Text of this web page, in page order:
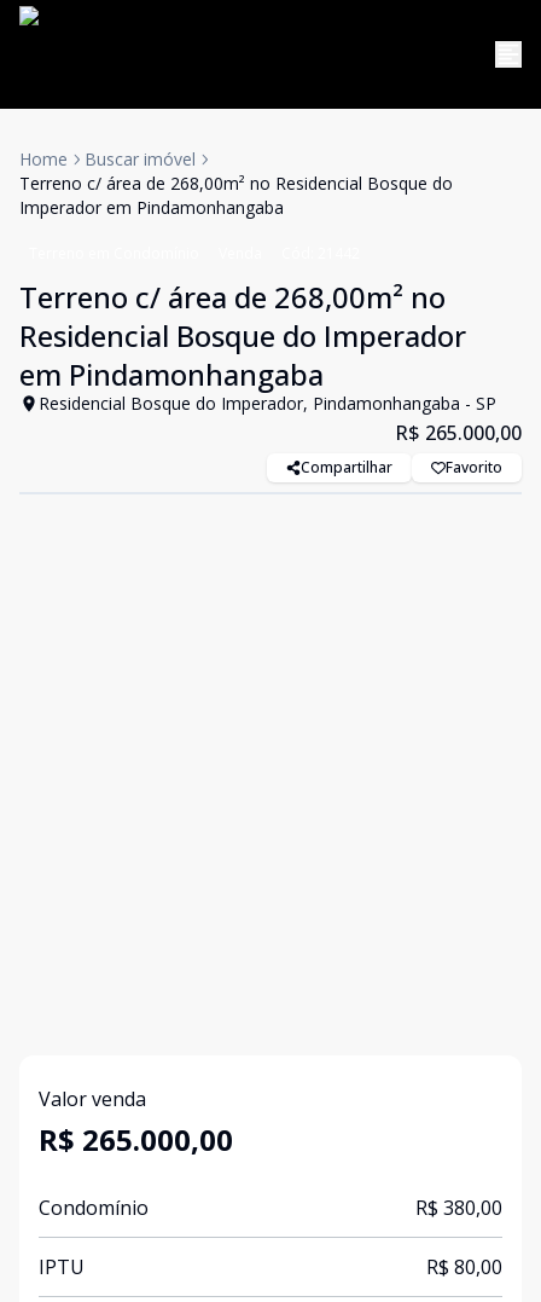
Home
Buscar imóvel
Terreno c/ área de 268,00m² no Residencial Bosque do
Imperador em Pindamonhangaba
Terreno c/ área de 268,00m² no
Residencial Bosque do Imperador
em Pindamonhangaba
Residencial Bosque do Imperador, Pindamonhangaba - SP
R$ 265.000,00
Compartilhar Favorito
Valor venda
R$ 265.000,00
Condomínio R$ 380,00
IPTU R$ 80,00